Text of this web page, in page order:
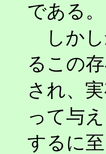
である。
しかし
るこの
され、
って与
するに至